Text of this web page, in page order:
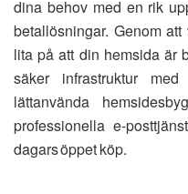
dina behov med en rik
betallösningar. Genom
lita på att din hemsida är
säker infrastruktur
lättanvända
professionella e-
dagars öppet köp.